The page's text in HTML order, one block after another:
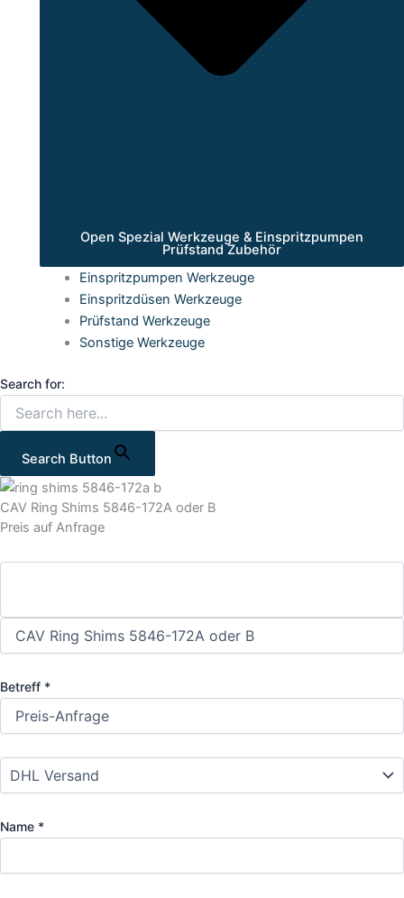
Open Spezial Werkzeuge & Einspritzpumpen
Prüfstand Zubehör
Einspritzpumpen Werkzeuge
Einspritzdüsen Werkzeuge
Prüfstand Werkzeuge
Sonstige Werkzeuge
Search for:
Search Button
CAV Ring Shims 5846-172A oder B
Preis auf Anfrage
Betreff *
Name *